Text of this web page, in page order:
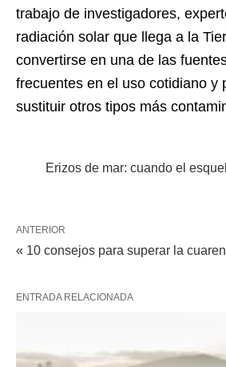
trabajo de investigadores,
radiación solar que llega a la
convertirse en una de las
frecuentes en el uso cotidiano y
sustituir otros tipos más
Erizos de mar: cuando el
ANTERIOR
« 10 consejos para superar la
ENTRADA RELACIONADA